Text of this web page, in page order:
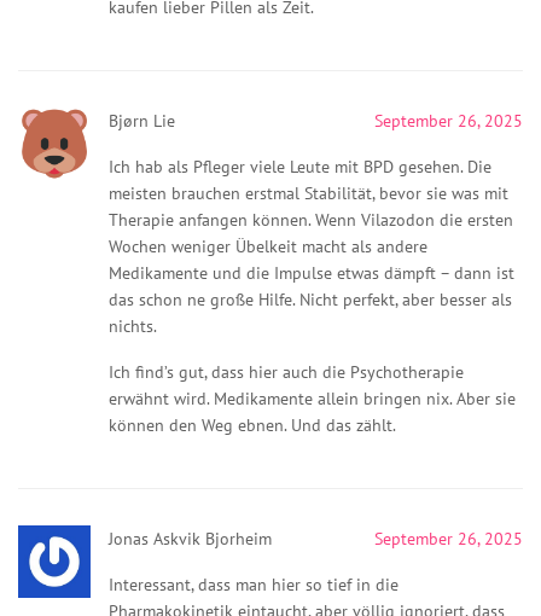
kaufen lieber Pillen als Zeit.
Bjørn Lie September 26, 2025
Ich hab als Pfleger viele Leute mit BPD gesehen. Die
meisten brauchen erstmal Stabilität, bevor sie was mit
Therapie anfangen können. Wenn Vilazodon die ersten
Wochen weniger Übelkeit macht als andere
Medikamente und die Impulse etwas dämpft – dann ist
das schon ne große Hilfe. Nicht perfekt, aber besser als
nichts.
Ich find’s gut, dass hier auch die Psychotherapie
erwähnt wird. Medikamente allein bringen nix. Aber sie
können den Weg ebnen. Und das zählt.
Jonas Askvik Bjorheim September 26, 2025
Interessant, dass man hier so tief in die
Pharmakokinetik eintaucht, aber völlig ignoriert, dass